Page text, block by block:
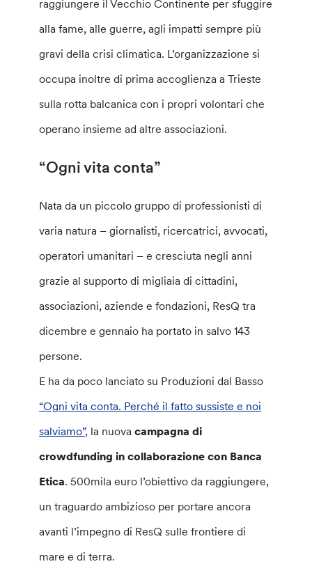
raggiungere il Vecchio Continente per sfuggire
alla fame, alle guerre, agli impatti sempre più
gravi della crisi climatica. L’organizzazione si
occupa inoltre di prima accoglienza a Trieste
sulla rotta balcanica con i propri volontari che
operano insieme ad altre associazioni.
“Ogni vita conta”
Nata da un piccolo gruppo di professionisti di
varia natura – giornalisti, ricercatrici, avvocati,
operatori umanitari – e cresciuta negli anni
grazie al supporto di migliaia di cittadini,
associazioni, aziende e fondazioni, ResQ tra
dicembre e gennaio ha portato in salvo 143
persone.
E ha da poco lanciato su Produzioni dal Basso
“Ogni vita conta. Perché il fatto sussiste e noi
salviamo”, la nuovacampagna di
crowdfunding in collaborazione con Banca
Etica. 500mila euro l’obiettivo da raggiungere,
un traguardo ambizioso per portare ancora
avanti l’impegno di ResQ sulle frontiere di
mare e di terra.